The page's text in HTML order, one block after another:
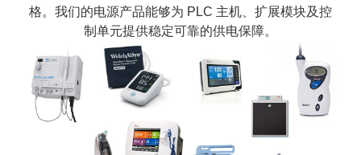
格。我们的电源产品能够为 PLC 主机、扩展模块及控
制单元提供稳定可靠的供电保障。